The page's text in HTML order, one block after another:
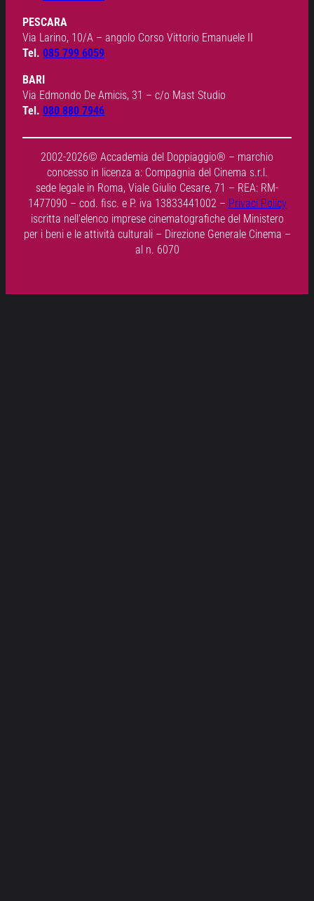
PESCARA
Via Larino, 10/A – angolo Corso Vittorio Emanuele II
Tel. 085 799 6059
BARI
Via Edmondo De Amicis, 31 – c/o Mast Studio
Tel. 080 880 7946
2002-2026© Accademia del Doppiaggio® – marchio
concesso in licenza a: Compagnia del Cinema s.r.l.
sede legale in Roma, Viale Giulio Cesare, 71 – REA: RM-
1477090 – cod. fisc. e P. iva 13833441002 – Privaci Policy
iscritta nell’elenco imprese cinematografiche del Ministero
per i beni e le attività culturali – Direzione Generale Cinema –
al n. 6070